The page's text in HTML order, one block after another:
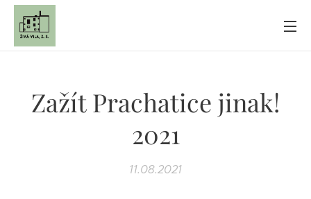
Zažít Prachatice jinak!
2021
11.08.2021